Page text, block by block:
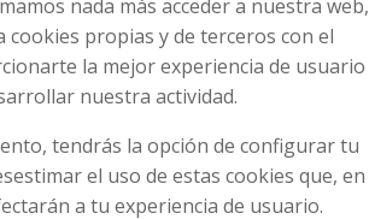
nada más acceder a nuestra web,
cookies propias y de terceros con el
la mejor experiencia de usuario
nuestra actividad.
tendrás la opción de configurar tu
el uso de estas cookies que, en
a tu experiencia de usuario.